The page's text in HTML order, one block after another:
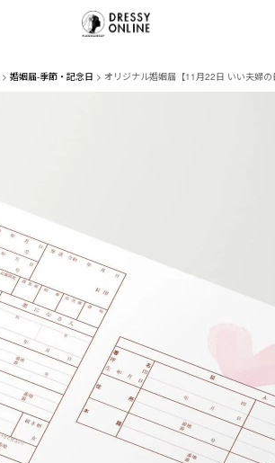
婚姻届-季節・記念日 オリジナル婚姻届【11月22日 いい夫婦の